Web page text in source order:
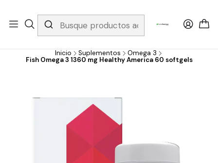
Whatsapp 3229079958/ Fijo 6019251796 / Envios a todo el país y
gratis apartir de 199.000!
Inicio Suplementos
Omega 3
Fish Omega 3 1360 mg Healthy America 60 softgels